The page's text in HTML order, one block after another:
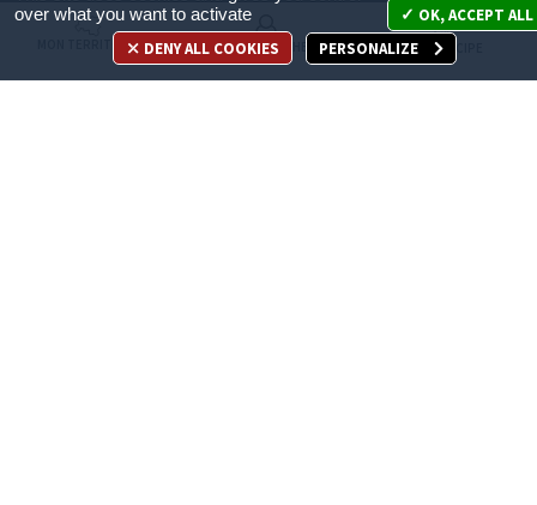
Mon territoire
Mes démarches
MON TERRITOIRE MES DÉMARCHES JE PARTICIPE
over what you want to activate
OK, ACCEPT ALL
DENY ALL COOKIES
PERSONALIZE